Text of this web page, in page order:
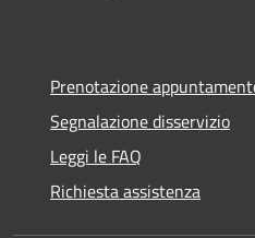
Prenotazione
Segnalazione disservizio
Leggi le FAQ
Richiesta assistenza